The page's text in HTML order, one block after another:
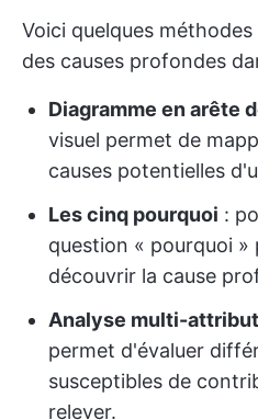
Voici quelques
des causes profondes
Diagramme en arête
visuel permet de
causes potentielles
Les cinq pourquoi :
question « pourquoi »
découvrir la cause
Analyse multi-
permet d'évaluer
susceptibles de
relever.